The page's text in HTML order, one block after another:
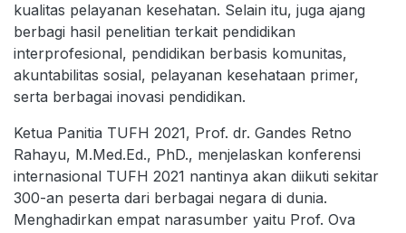
kualitas pelayanan kesehatan. Selain itu, juga ajang
berbagi hasil penelitian terkait pendidikan
interprofesional, pendidikan berbasis komunitas,
akuntabilitas sosial, pelayanan kesehataan primer,
serta berbagai inovasi pendidikan.
Ketua Panitia TUFH 2021, Prof. dr. Gandes Retno
Rahayu, M.Med.Ed., PhD., menjelaskan konferensi
internasional TUFH 2021 nantinya akan diikuti sekitar
300-an peserta dari berbagai negara di dunia.
Menghadirkan empat narasumber yaitu Prof. Ova